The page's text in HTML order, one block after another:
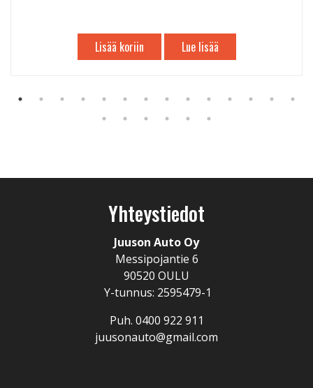
Lisää koriin Lue lisää
Yhteystiedot
Juuson Auto Oy
Messipojantie 6
90520 OULU
Y-tunnus: 2595479-1
Puh. 0400 922 911
juusonauto@gmail.com